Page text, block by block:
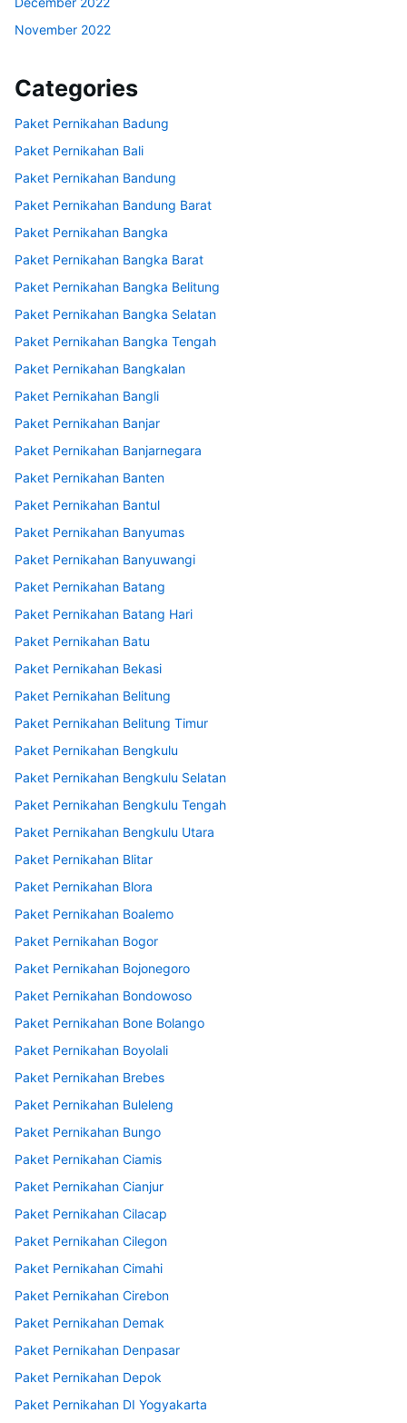
November 2022
Categories
Paket Pernikahan Badung
Paket Pernikahan Bali
Paket Pernikahan Bandung
Paket Pernikahan Bandung Barat
Paket Pernikahan Bangka
Paket Pernikahan Bangka Barat
Paket Pernikahan Bangka Belitung
Paket Pernikahan Bangka Selatan
Paket Pernikahan Bangka Tengah
Paket Pernikahan Bangkalan
Paket Pernikahan Bangli
Paket Pernikahan Banjar
Paket Pernikahan Banjarnegara
Paket Pernikahan Banten
Paket Pernikahan Bantul
Paket Pernikahan Banyumas
Paket Pernikahan Banyuwangi
Paket Pernikahan Batang
Paket Pernikahan Batang Hari
Paket Pernikahan Batu
Paket Pernikahan Bekasi
Paket Pernikahan Belitung
Paket Pernikahan Belitung Timur
Paket Pernikahan Bengkulu
Paket Pernikahan Bengkulu Selatan
Paket Pernikahan Bengkulu Tengah
Paket Pernikahan Bengkulu Utara
Paket Pernikahan Blitar
Paket Pernikahan Blora
Paket Pernikahan Boalemo
Paket Pernikahan Bogor
Paket Pernikahan Bojonegoro
Paket Pernikahan Bondowoso
Paket Pernikahan Bone Bolango
Paket Pernikahan Boyolali
Paket Pernikahan Brebes
Paket Pernikahan Buleleng
Paket Pernikahan Bungo
Paket Pernikahan Ciamis
Paket Pernikahan Cianjur
Paket Pernikahan Cilacap
Paket Pernikahan Cilegon
Paket Pernikahan Cimahi
Paket Pernikahan Cirebon
Paket Pernikahan Demak
Paket Pernikahan Denpasar
Paket Pernikahan Depok
Paket Pernikahan DI Yogyakarta